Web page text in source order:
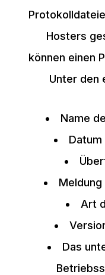
Hosters
können einen
Unter den
Name
Art
Das